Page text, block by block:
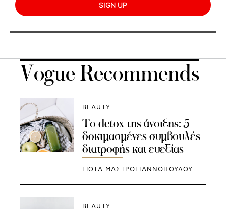
SIGN UP
Vogue Recommends
BEAUTY
To detox της άνοιξης: 5
δοκιμασμένες συμβουλές
διατροφής και ευεξίας
ΓΙΩΤΑ ΜΑΣΤΡΟΓΙΑΝΝΟΠΟΥΛΟΥ
BEAUTY